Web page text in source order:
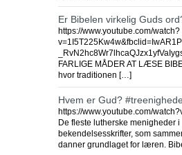
Er Bibelen virkelig Guds
https://www.youtube.com/watch?
FARLIGE MÅDER AT LÆSE
hvor traditionen […]
Hvem er Gud?
https://www.youtube.com/
De fleste lutherske menigheder
bekendelsesskrifter, som
danner grundlaget for læren.